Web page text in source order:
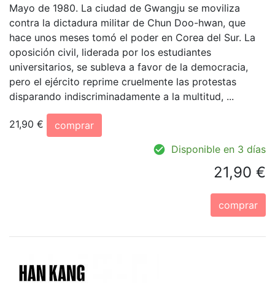
Mayo de 1980. La ciudad de Gwangju se moviliza
contra la dictadura militar de Chun Doo-hwan, que
hace unos meses tomó el poder en Corea del Sur. La
oposición civil, liderada por los estudiantes
universitarios, se subleva a favor de la democracia,
pero el ejército reprime cruelmente las protestas
disparando indiscriminadamente a la multitud, ...
21,90 €
comprar
Disponible en 3 días
21,90 €
comprar